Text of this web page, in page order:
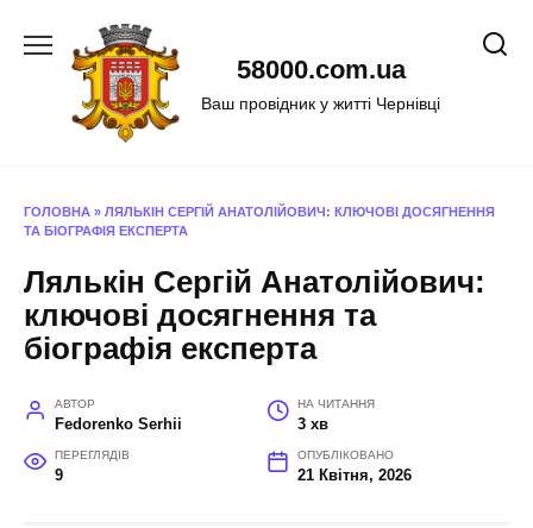
58000.com.ua
Ваш провідник у житті Чернівці
ГОЛОВНА » ЛЯЛЬКІН СЕРГІЙ АНАТОЛІЙОВИЧ: КЛЮЧОВІ ДОСЯГНЕННЯ
ТА БІОГРАФІЯ ЕКСПЕРТА
Лялькін Сергій Анатолійович:
ключові досягнення та
біографія експерта
АВТОР
Fedorenko Serhii
НА ЧИТАННЯ
3 хв
ПЕРЕГЛЯДІВ
9
ОПУБЛІКОВАНО
21 Квітня, 2026